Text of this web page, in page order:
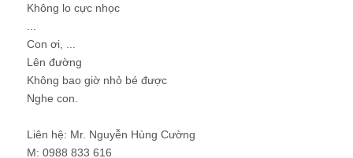
Không lo cực nhọc
Con ơi, ...
Lên đường
Không bao giờ nhỏ bé được
Nghe con.
Liên hệ: Mr. Nguyễn Hùng Cường
M: 0988 833 616